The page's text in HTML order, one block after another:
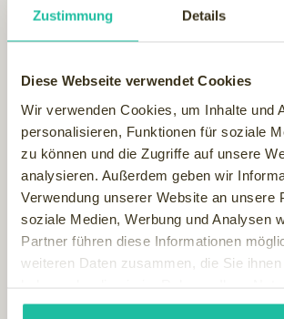
Zustimmung Details
Diese Webseite verwendet Cookies
Wir verwenden Cookies, um Inhalte und
personalisieren, Funktionen für soziale
zu können und die Zugriffe auf unsere
analysieren. Außerdem geben wir
Verwendung unserer Website an unsere
soziale Medien, Werbung und Analysen
Partner führen diese Informationen
weiteren Daten zusammen, die Sie
gesammelt haben.
Viel trinken und die Schleimhäute feucht
Damit sich der Schleim besser lösen kann,
reichliches Trinken wichtig. Das gilt
denn schon ab einer Körpertemperatur
benötigt man einen halben Liter mehr
Thermometer noch höher, braucht der
jedem weiteren Grad einen ganzen Liter
besonders wohltuend, aber auch ein